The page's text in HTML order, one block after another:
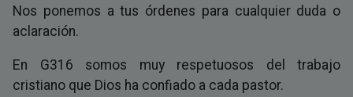
Nos ponemos a tus órdenes para cualquier duda o
aclaración.
En G316 somos muy respetuosos del trabajo
cristiano que Dios ha confiado a cada pastor.